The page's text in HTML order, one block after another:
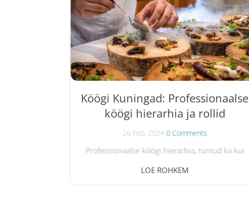
Köögi Kuningad: Professionaalse
köögi hierarhia ja rollid
26 Feb, 2024 0 Comments
Professionaalse köögi hierarhia, tuntud ka kui
tipust põhjani, igaühel oma kindlad ülesanded.
LOE ROHKEM